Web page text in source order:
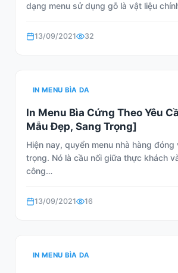
dạng menu sử dụng gỗ là vật liệu
13/09/2021 32
IN MENU BÌA DA
In Menu Bìa Cứng Theo Yêu
Mẫu Đẹp, Sang Trọng]
Hiện nay, quyển menu nhà hàng
trọng. Nó là cầu nối giữa thực khách
công…
13/09/2021 16
IN MENU BÌA DA